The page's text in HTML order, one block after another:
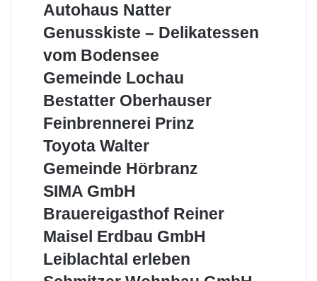
die
Region
Autohaus
Autohaus Natter
Genusskiste
Delikatessen
vom
Genusskiste – Delikatessen
vom Bodensee
Gemeinde
Gemeinde Lochau
Bestatter
Bestatter Oberhauser
Feinbrennerei
Feinbrennerei Prinz
Toyota
Walter
Toyota Walter
Gemeinde
Gemeinde Hörbranz
SIMA
SIMA GmbH
Brauereigasthof
Brauereigasthof Reiner
Maisel
GmbH
Maisel Erdbau GmbH
Leiblachtal
Leiblachtal erleben
Schmitzer